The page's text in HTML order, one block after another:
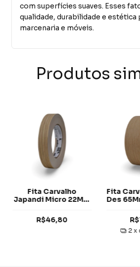
com superfícies suaves. Esses
qualidade, durabilidade e
marcenaria e móveis.
Produtos
Fita Carvalho
Japandi Micro 22Mm
Tegus
R$46,80
Fita
Des
2 x